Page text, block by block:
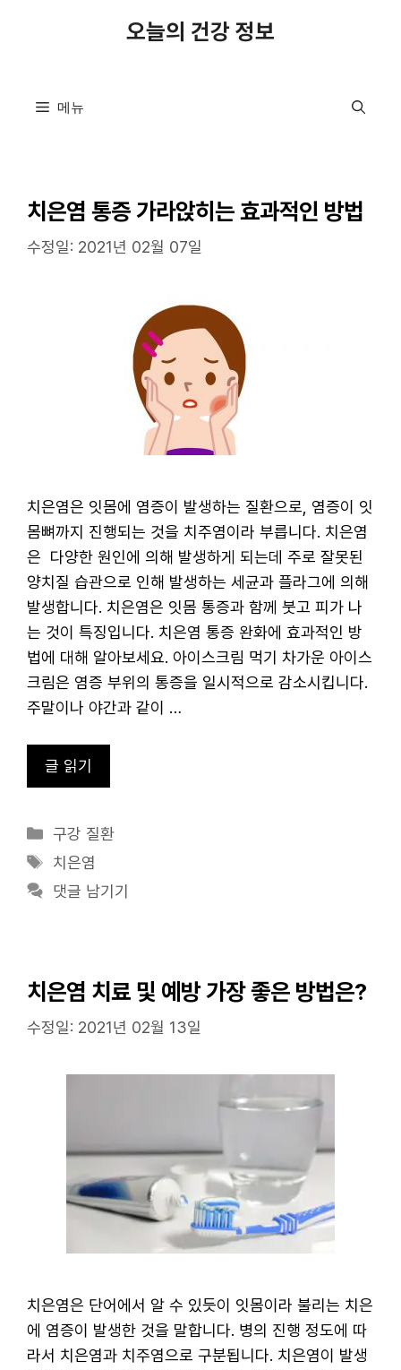
오늘의 건강 정보
메뉴
치은염 통증 가라앉히는 효과적인 방법
수정일: 2021년 02월 07일
치은염은 잇몸에 염증이 발생하는 질환으로, 염증이 잇
몸뼈까지 진행되는 것을 치주염이라 부릅니다. 치은염
은 다양한 원인에 의해 발생하게 되는데 주로 잘못된
양치질 습관으로 인해 발생하는 세균과 플라그에 의해
발생합니다. 치은염은 잇몸 통증과 함께 붓고 피가 나
는 것이 특징입니다. 치은염 통증 완화에 효과적인 방
법에 대해 알아보세요. 아이스크림 먹기 차가운 아이스
크림은 염증 부위의 통증을 일시적으로 감소시킵니다.
주말이나 야간과 같이 …
글 읽기
카
테
고
구강 질환
태
그
치은염
댓글 남기기
치은염 치료 및 예방 가장 좋은 방법은?
수정일: 2021년 02월 13일
치은염은 단어에서 알 수 있듯이 잇몸이라 불리는 치은
에 염증이 발생한 것을 말합니다. 병의 진행 정도에 따
라서 치은염과 치주염으로 구분됩니다. 치은염이 발생